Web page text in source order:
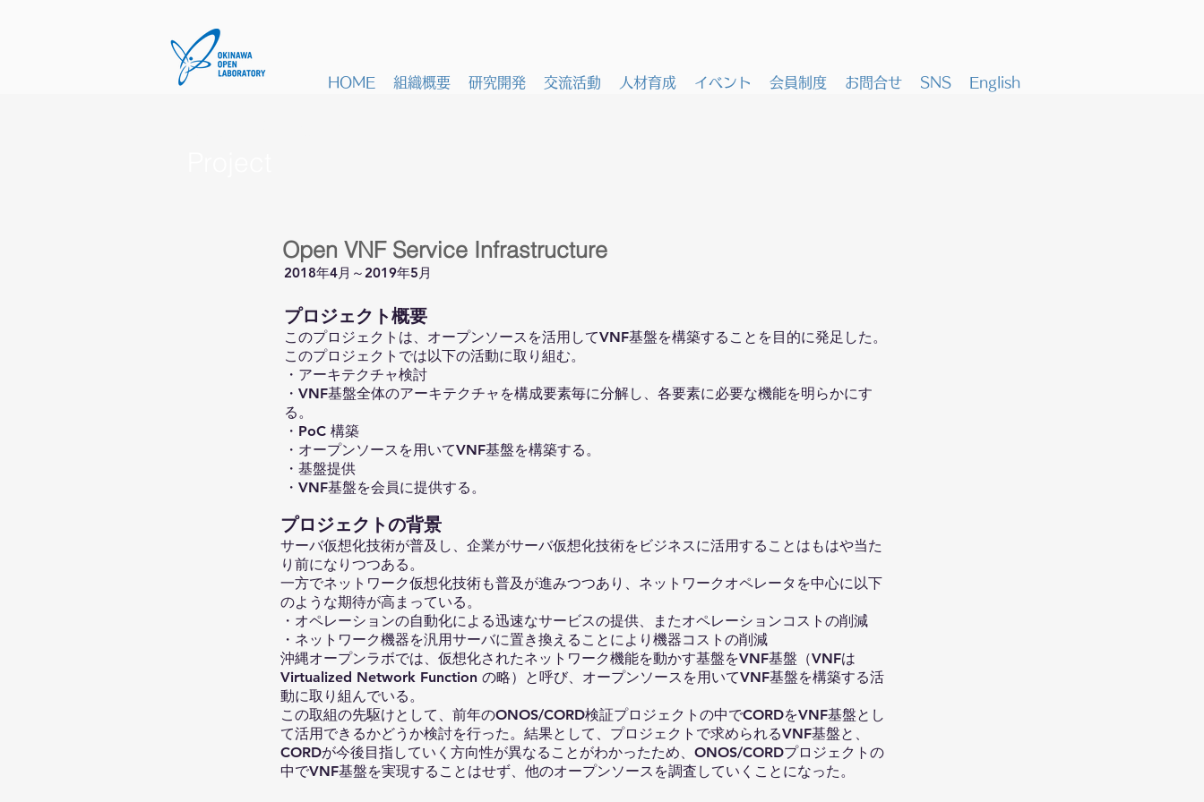
HOME 組織概要 研究開発 交流活動 人材育成 イベント 会員制度 お問合せ SNS English
Open VNF Service Infrastructure
2018年4月～2019年5月
​プロジェクト概要
このプロジェクトは、オープンソースを活用してVNF基盤を構築することを目的に発足した。
このプロジェクトでは以下の活動に取り組む。
・アーキテクチャ検討
・VNF基盤全体のアーキテクチャを構成要素毎に分解し、各要素に必要な機能を明らかにす
る。
・PoC 構築
・オープンソースを用いてVNF基盤を構築する。
・基盤提供
・VNF基盤を会員に提供する。
​プロジェクトの背景
サーバ仮想化技術が普及し、企業がサーバ仮想化技術をビジネスに活用することはもはや当た
り前になりつつある。
一方でネットワーク仮想化技術も普及が進みつつあり、ネットワークオペレータを中心に以下
のような期待が高まっている。
・オペレーションの自動化による迅速なサービスの提供、またオペレーションコストの削減
・ネットワーク機器を汎用サーバに置き換えることにより機器コストの削減
沖縄オープンラボでは、仮想化されたネットワーク機能を動かす基盤をVNF基盤（VNFは
Virtualized Network Function の略）と呼び、オープンソースを用いてVNF基盤を構築する活
動に取り組んでいる。
この取組の先駆けとして、前年のONOS/CORD検証プロジェクトの中でCORDをVNF基盤とし
て活用できるかどうか検討を行った。結果として、プロジェクトで求められるVNF基盤と、
CORDが今後目指していく方向性が異なることがわかったため、ONOS/CORDプロジェクトの
中でVNF基盤を実現することはせず、他のオープンソースを調査していくことになった。